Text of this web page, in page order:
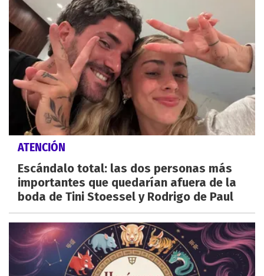
ATENCIÓN
Escándalo total: las dos personas más
importantes que quedarían afuera de la
boda de Tini Stoessel y Rodrigo de Paul